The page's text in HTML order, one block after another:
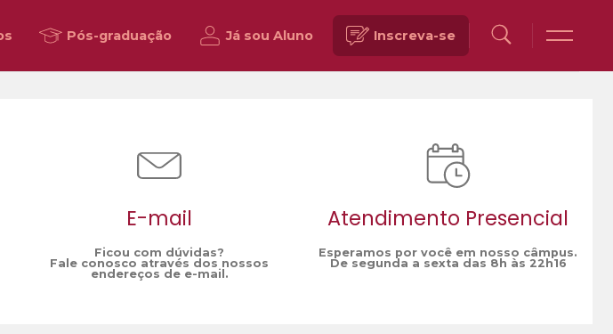
Pós-graduação Já sou Aluno Inscreva-se
E-mail
Ficou com dúvidas?
Fale conosco através dos nossos
endereços de e-mail.
Atendimento Presencial
Esperamos por você em nosso câmpus.
De segunda a sexta das 8h às 22h16